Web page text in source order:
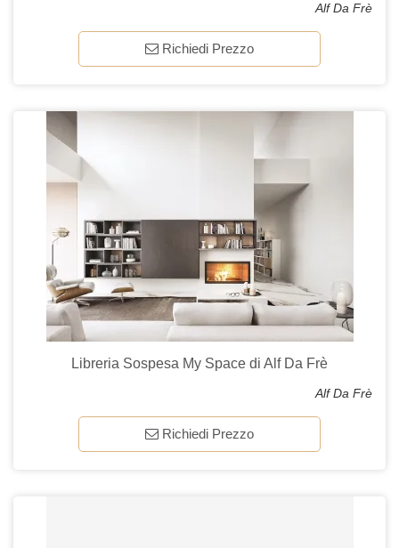
Alf Da Frè
Richiedi Prezzo
Libreria Sospesa My Space di Alf Da Frè
Alf Da Frè
Richiedi Prezzo